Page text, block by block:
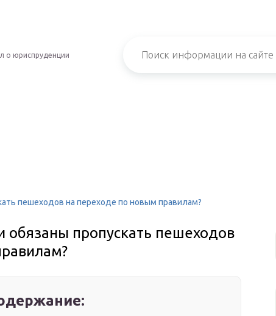
о юриспруденции
пешеходов на переходе по новым правилам?
обязаны пропускать пешеходов